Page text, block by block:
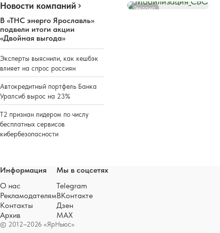
Новости компаний
В «ТНС энерго Ярославль»
подвели итоги акции
«Двойная выгода»
Эксперты выяснили, как кешбэк
влияет на спрос россиян
Автокредитный портфель Банка
Уралсиб вырос на 23%
Т2 признан лидером по числу
бесплатных сервисов
кибербезопасности
Реклама
© 2012–2026 «ЯрНьюс»
Информация
О нас
Рекламодателям
Контакты
Архив
Мы в соцсетях
Telegram
ВКонтакте
Дзен
MAX